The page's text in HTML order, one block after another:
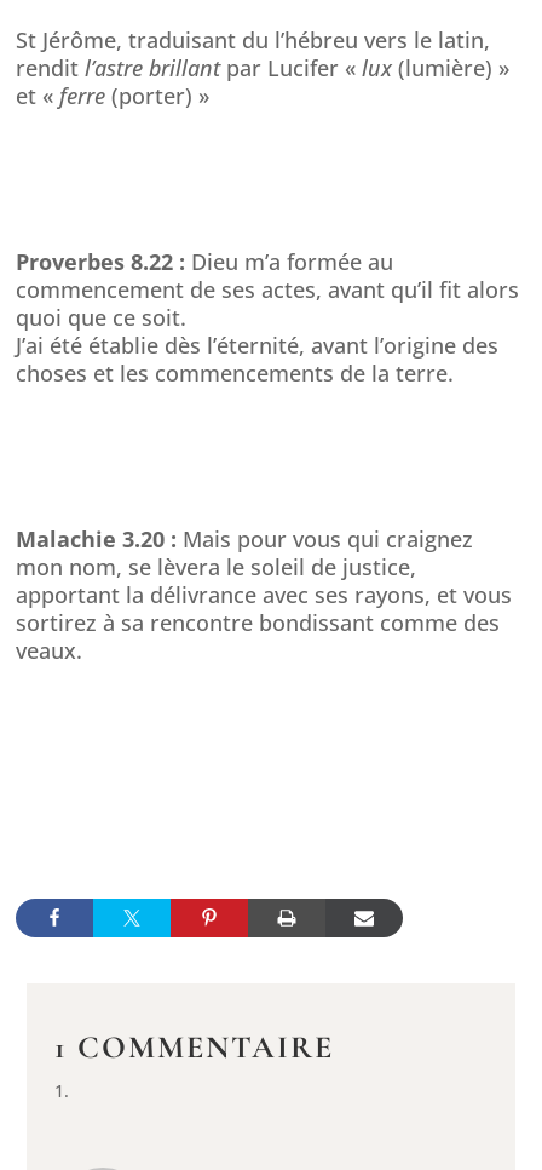
St Jérôme, traduisant du l’hébreu vers le latin,
renditl’astre brillantpar Lucifer «lux (lumière) »
et «ferre (porter) »
Proverbes 8.22 : Dieu m’a formée au
commencement de ses actes, avant qu’il fit alors
quoi que ce soit.
J’ai été établie dès l’éternité, avant l’origine des
choses et les commencements de la terre.
Malachie 3.20 : Mais pour vous qui craignez
mon nom, se lèvera le soleil de justice,
apportant la délivrance avec ses rayons, et vous
sortirez à sa rencontre bondissant comme des
veaux.
1 COMMENTAIRE